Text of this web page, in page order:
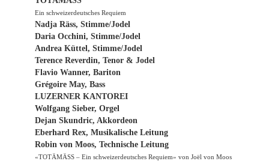
Ein schweizerdeutsches Requiem
Nadja Räss, Stimme/Jodel
Daria Occhini, Stimme/Jodel
Andrea Küttel, Stimme/Jodel
Terence Reverdin, Tenor & Jodel
Flavio Wanner, Bariton
Grégoire May, Bass
LUZERNER KANTOREI
Wolfgang Sieber, Orgel
Dejan Skundric, Akkordeon
Eberhard Rex, Musikalische Leitung
Robin von Moos, Technische Leitung
«TOTÄMÄSS – Ein schweizerdeutsches Requiem» von Joël von Moos